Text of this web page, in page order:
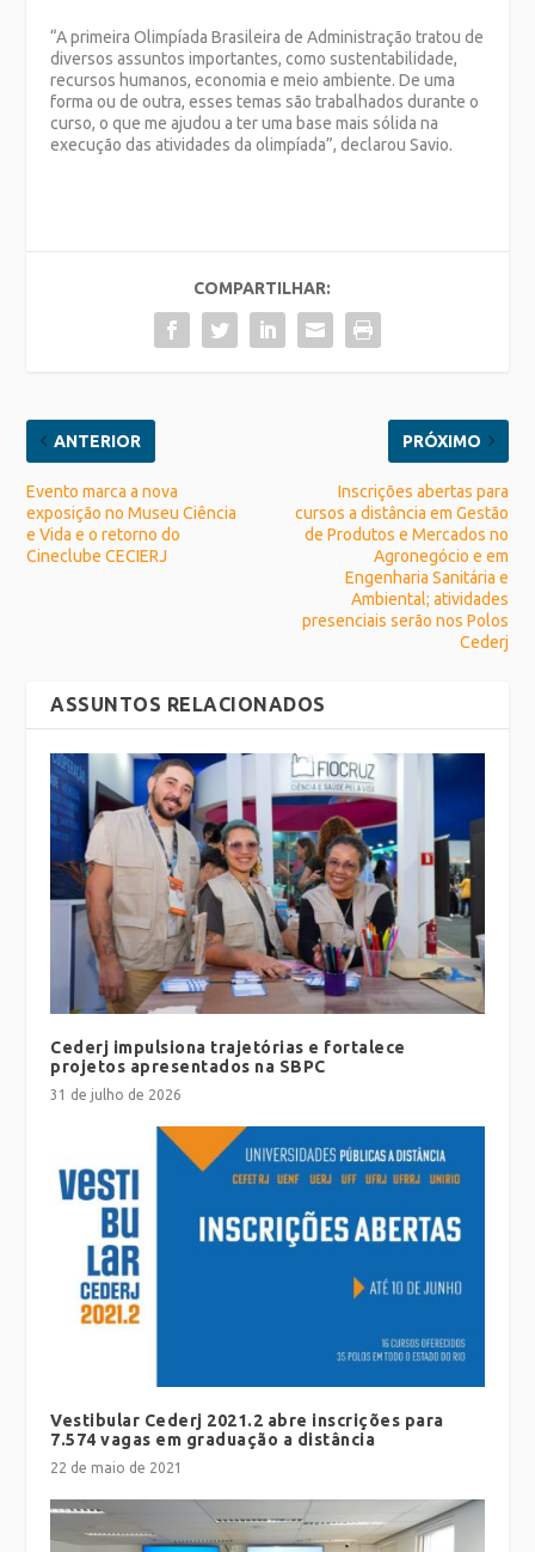
“A primeira Olimpíada Brasileira de Administração tratou de
diversos assuntos importantes, como sustentabilidade,
recursos humanos, economia e meio ambiente. De uma
forma ou de outra, esses temas são trabalhados durante o
curso, o que me ajudou a ter uma base mais sólida na
execução das atividades da olimpíada”, declarou Savio.
COMPARTILHAR:
ANTERIOR
Evento marca a nova
exposição no Museu Ciência
e Vida e o retorno do
Cineclube CECIERJ
PRÓXIMO
Inscrições abertas para
cursos a distância em Gestão
de Produtos e Mercados no
Agronegócio e em
Engenharia Sanitária e
Ambiental; atividades
presenciais serão nos Polos
Cederj
ASSUNTOS RELACIONADOS
Cederj impulsiona trajetórias e fortalece
projetos apresentados na SBPC
31 de julho de 2026
Vestibular Cederj 2021.2 abre inscrições para
7.574 vagas em graduação a distância
22 de maio de 2021